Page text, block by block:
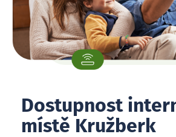
Dostupnost
místě Kružberk